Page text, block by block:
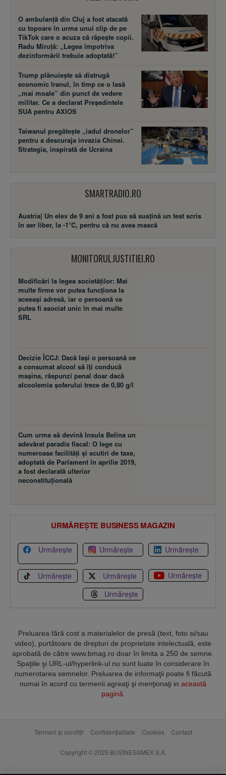
O ambulanță din Cluj a fost atacată
cu topoare în urma unui clip de pe
TikTok care o acuza că răpește copii.
Radu Miruță: „Legea împotriva
dezinformării trebuie adoptată!”
Trump plănuiește să distrugă
economic Iranul, în timp ce o lasă
„mai moale” din punct de vedere
militar. Ce a declarat Președintele
SUA pentru AXIOS
Taiwanul pregătește „iadul dronelor”
pentru a descuraja invazia Chinei.
Strategia, inspirată de Ucraina
SMARTRADIO.RO
Austria| Un elev de 9 ani a fost pus să susţină un test scris
în aer liber, la -1°C, pentru că nu avea mască
MONITORULJUSTITIEI.RO
Modificări la legea societăţilor: Mai
multe firme vor putea funcţiona la
aceeaşi adresă, iar o persoană va
putea fi asociat unic în mai multe
SRL
Decizie ÎCCJ: Dacă laşi o persoană ce
a consumat alcool să îţi conducă
maşina, răspunzi penal doar dacă
alcoolemia şoferului trece de 0,80 g/l
Cum urma să devină Insula Belina un
adevărat paradis fiscal: O lege cu
numeroase facilităţi şi scutiri de taxe,
adoptată de Parlament în aprilie 2019,
a fost declarată ulterior
neconstituţională
URMĂREȘTE BUSINESS MAGAZIN
Urmărește Urmărește Urmărește
Urmărește Urmărește
Urmărește
Urmărește
Preluarea fără cost a materialelor de presă (text, foto si/sau
video), purtătoare de drepturi de proprietate intelectuală, este
aprobată de către www.bmag.ro doar în limita a 250 de semne.
Spaţiile şi URL-ul/hyperlink-ul nu sunt luate în considerare în
numerotarea semnelor. Preluarea de informaţii poate fi făcută
numai în acord cu termenii agreaţi şi menţionaţi in această
pagină.
Termeni și condiții Confidențialitate Cookies Contact
Copyright © 2025 BUSINESSMEX S.A.